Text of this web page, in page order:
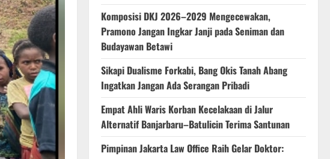
Komposisi DKJ 2026–2029 Mengecewakan,
Pramono Jangan Ingkar Janji pada Seniman dan
Budayawan Betawi
Sikapi Dualisme Forkabi, Bang Okis Tanah Abang
Ingatkan Jangan Ada Serangan Pribadi
Empat Ahli Waris Korban Kecelakaan di Jalur
Alternatif Banjarbaru–Batulicin Terima Santunan
Pimpinan Jakarta Law Office Raih Gelar Doktor: